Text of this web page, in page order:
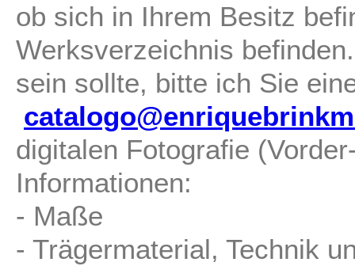
ob sich in Ihrem Besitz
Werksverzeichnis
sein sollte, bitte ich Sie
digitalen Fotografie
Informationen:
- Maße
- Trägermaterial, Technik